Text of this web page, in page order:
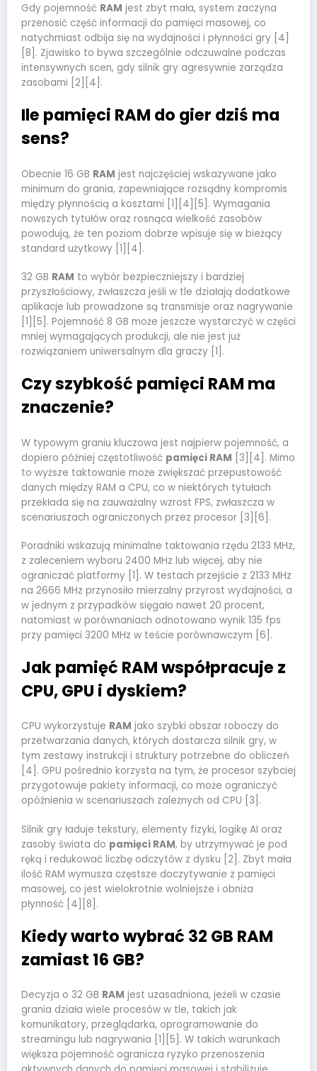
Gdy pojemność RAM jest zbyt mała, system zaczyna
przenosić część informacji do pamięci masowej, co
natychmiast odbija się na wydajności i płynności gry [4]
[8]. Zjawisko to bywa szczególnie odczuwalne podczas
intensywnych scen, gdy silnik gry agresywnie zarządza
zasobami [2][4].
Ile pamięci RAM do gier dziś ma
sens?
Obecnie 16 GB RAM jest najczęściej wskazywane jako
minimum do grania, zapewniające rozsądny kompromis
między płynnością a kosztami [1][4][5]. Wymagania
nowszych tytułów oraz rosnąca wielkość zasobów
powodują, że ten poziom dobrze wpisuje się w bieżący
standard użytkowy [1][4].
32 GB RAM to wybór bezpieczniejszy i bardziej
przyszłościowy, zwłaszcza jeśli w tle działają dodatkowe
aplikacje lub prowadzone są transmisje oraz nagrywanie
[1][5]. Pojemność 8 GB może jeszcze wystarczyć w części
mniej wymagających produkcji, ale nie jest już
rozwiązaniem uniwersalnym dla graczy [1].
Czy szybkość pamięci RAM ma
znaczenie?
W typowym graniu kluczowa jest najpierw pojemność, a
dopiero później częstotliwość pamięci RAM [3][4]. Mimo
to wyższe taktowanie może zwiększać przepustowość
danych między RAM a CPU, co w niektórych tytułach
przekłada się na zauważalny wzrost FPS, zwłaszcza w
scenariuszach ograniczonych przez procesor [3][6].
Poradniki wskazują minimalne taktowania rzędu 2133 MHz,
z zaleceniem wyboru 2400 MHz lub więcej, aby nie
ograniczać platformy [1]. W testach przejście z 2133 MHz
na 2666 MHz przynosiło mierzalny przyrost wydajności, a
w jednym z przypadków sięgało nawet 20 procent,
natomiast w porównaniach odnotowano wynik 135 fps
przy pamięci 3200 MHz w teście porównawczym [6].
Jak pamięć RAM współpracuje z
CPU, GPU i dyskiem?
CPU wykorzystuje RAM jako szybki obszar roboczy do
przetwarzania danych, których dostarcza silnik gry, w
tym zestawy instrukcji i struktury potrzebne do obliczeń
[4]. GPU pośrednio korzysta na tym, że procesor szybciej
przygotowuje pakiety informacji, co może ograniczyć
opóźnienia w scenariuszach zależnych od CPU [3].
Silnik gry ładuje tekstury, elementy fizyki, logikę AI oraz
zasoby świata do pamięci RAM, by utrzymywać je pod
ręką i redukować liczbę odczytów z dysku [2]. Zbyt mała
ilość RAM wymusza częstsze doczytywanie z pamięci
masowej, co jest wielokrotnie wolniejsze i obniża
płynność [4][8].
Kiedy warto wybrać 32 GB RAM
zamiast 16 GB?
Decyzja o 32 GB RAM jest uzasadniona, jeżeli w czasie
grania działa wiele procesów w tle, takich jak
komunikatory, przeglądarka, oprogramowanie do
streamingu lub nagrywania [1][5]. W takich warunkach
większa pojemność ogranicza ryzyko przenoszenia